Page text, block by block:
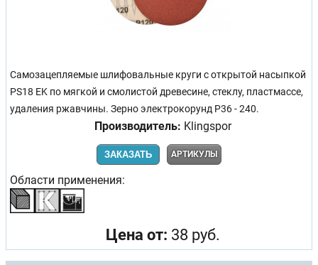
Самозацепляемые шлифовальные круги с открытой насыпкой
PS18 EK по мягкой и смолистой древесине, стеклу, пластмассе,
удаления ржавчины. Зерно электрокорунд Р36 - 240.
Производитель: Klingspor
ЗАКАЗАТЬ АРТИКУЛЫ
Области применения:
Цена от: 38 руб.